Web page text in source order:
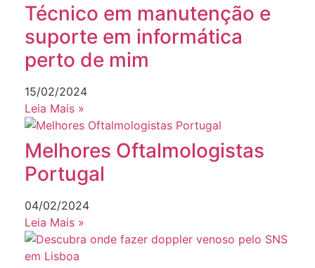
Técnico em manutenção e
suporte em informática
perto de mim
15/02/2024
Leia Mais »
Melhores Oftalmologistas
Portugal
04/02/2024
Leia Mais »